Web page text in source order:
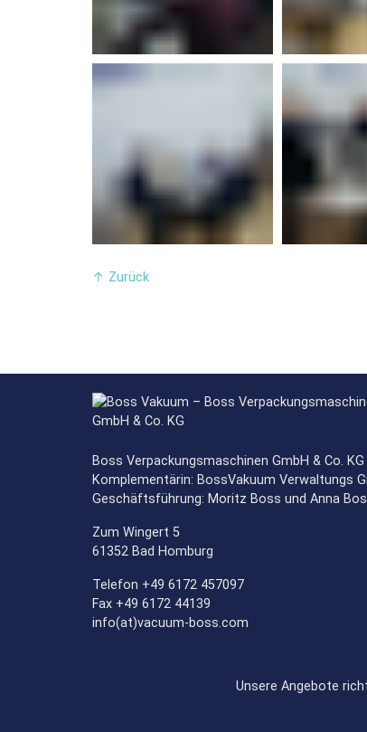
↑ Zurück
Boss Verpackungsmaschinen GmbH & Co. KG
Komplementärin: BossVakuum Verwaltungs
Geschäftsführung: Moritz Boss und Anna
Zum Wingert 5
61352 Bad Homburg
Telefon +49 6172 457097
Fax +49 6172 44139
info(at)vacuum-boss.com
Unsere Angebote